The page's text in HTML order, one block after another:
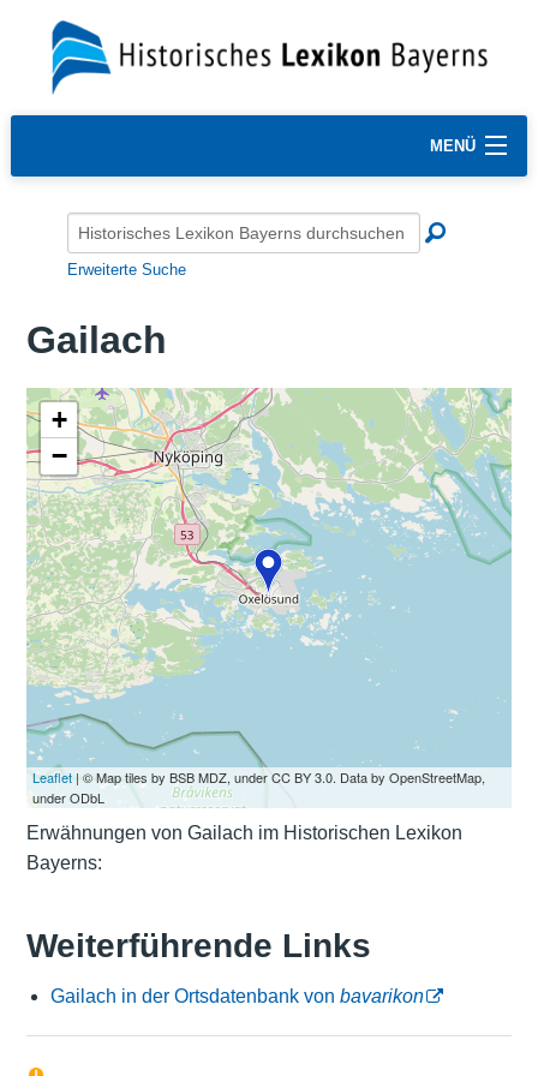
MENÜ
Erweiterte Suche
Gailach
+
−
Leaflet| © Map tiles by BSB MDZ, under CC BY 3.0. Data by OpenStreetMap,
under ODbL
Erwähnungen von Gailach im Historischen Lexikon
Bayerns:
Weiterführende Links
Gailach in der Ortsdatenbank von bavarikon